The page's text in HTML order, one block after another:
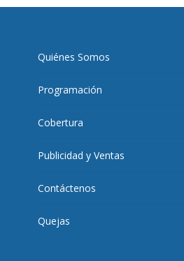
Quiénes Somos
Programación
Cobertura
Publicidad y Ventas
Contáctenos
Quejas